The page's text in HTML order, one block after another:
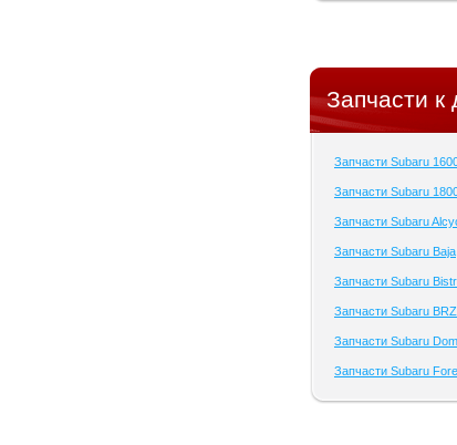
Запчасти
Запчасти Subaru
Запчасти Subaru
Запчасти Subaru
Запчасти Subaru Baja
Запчасти Subaru
Запчасти Subaru BRZ
Запчасти Subaru
Запчасти Subaru